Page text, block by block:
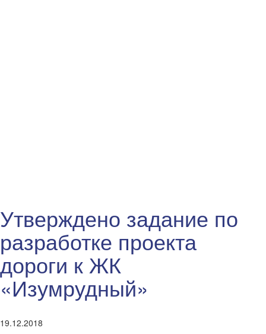
Утверждено задание по
разработке проекта
дороги к ЖК
«Изумрудный»
19.12.2018